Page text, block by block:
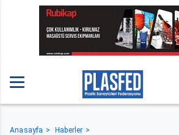
Anasayfa
Haberler